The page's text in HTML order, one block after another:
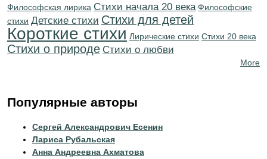
Философская лирика Cтихи начала 20 века Философские
стихи Детские стихи Стихи для детей
Короткие стихи Лирические стихи Стихи 20 века
Стихи о природе Стихи о любви
More
Популярные авторы
Сергей Александрович Есенин
Лариса Рубальская
Анна Андреевна Ахматова